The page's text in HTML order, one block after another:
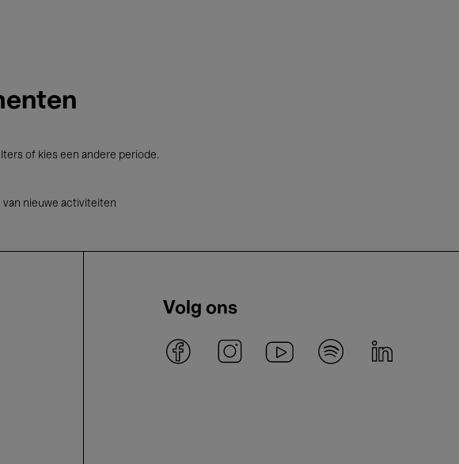
of kies een andere periode.
nieuwe activiteiten
Volg ons